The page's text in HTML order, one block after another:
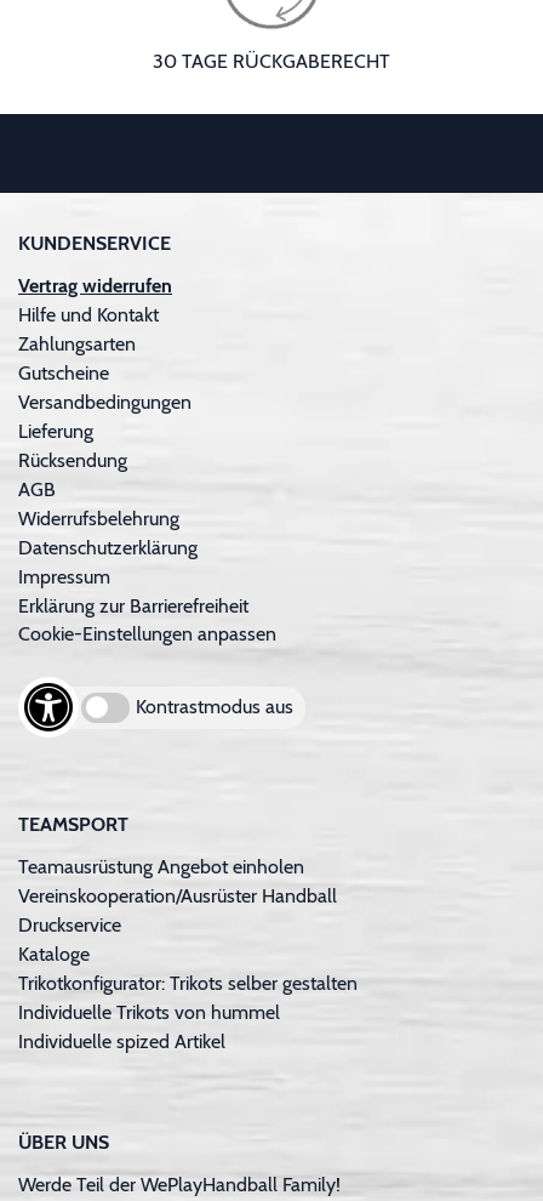
30 TAGE RÜCKGABERECHT
KUNDENSERVICE
Vertrag widerrufen
Hilfe und Kontakt
Zahlungsarten
Gutscheine
Versandbedingungen
Lieferung
Rücksendung
AGB
Widerrufsbelehrung
Datenschutzerklärung
Impressum
Erklärung zur Barrierefreiheit
Cookie-Einstellungen anpassen
Kontrastmodus aus
TEAMSPORT
Teamausrüstung Angebot einholen
Vereinskooperation/Ausrüster Handball
Druckservice
Kataloge
Trikotkonfigurator: Trikots selber gestalten
Individuelle Trikots von hummel
Individuelle spized Artikel
ÜBER UNS
Werde Teil der WePlayHandball Family!